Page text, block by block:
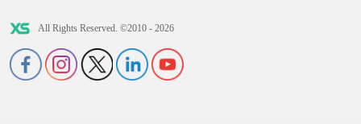
All Rights Reserved. ©2010 - 2026